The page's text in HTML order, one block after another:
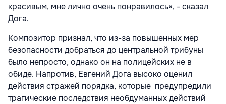
красивым, мне лично очень понравилось», - сказал
Дога.
Композитор признал, что из-за повышенных мер
безопасности добраться до центральной трибуны
было непросто, однако он на полицейских не в
обиде. Напротив, Евгений Дога высоко оценил
действия стражей порядка, которые предупредили
трагические последствия необдуманных действий